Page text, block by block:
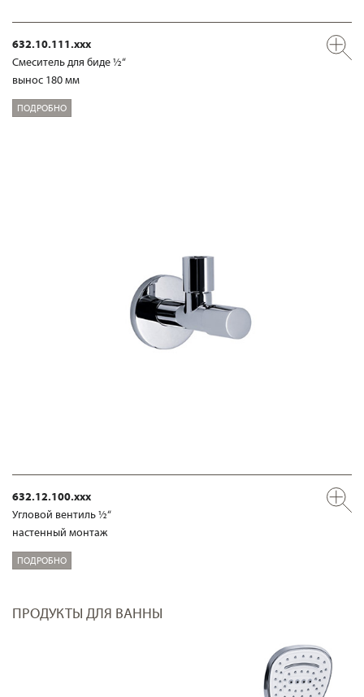
632.10.111.xxx
Смеситель для биде ½“
вынос 180 мм
ПОДРОБНО
632.12.100.xxx
Угловой вентиль ½“
настенный монтаж
ПОДРОБНО
ПРОДУКТЫ ДЛЯ ВАННЫ